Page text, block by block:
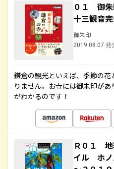
０１ 御
十三観音
御朱印
2019.08.07 発
鎌倉の観光といえば、季節の
りません。お寺には御朱印が
がわかるのです！
Ｒ０１
イル ホノ